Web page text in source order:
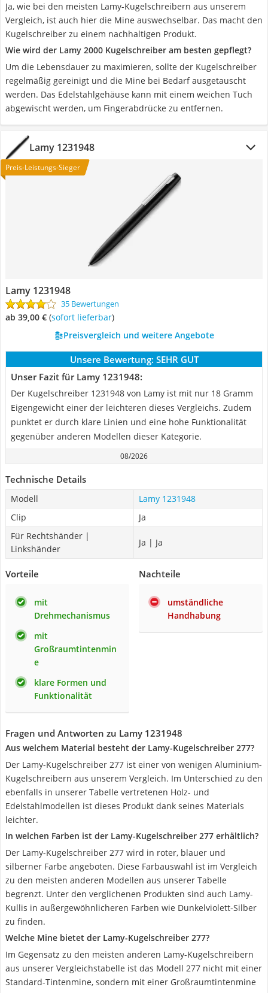
Ja, wie bei den meisten Lamy-Kugelschreibern aus unserem
Vergleich, ist auch hier die Mine auswechselbar. Das macht den
Kugelschreiber zu einem nachhaltigen Produkt.
Wie wird der Lamy 2000 Kugelschreiber am besten gepflegt?
Um die Lebensdauer zu maximieren, sollte der Kugelschreiber
regelmäßig gereinigt und die Mine bei Bedarf ausgetauscht
werden. Das Edelstahlgehäuse kann mit einem weichen Tuch
abgewischt werden, um Fingerabdrücke zu entfernen.
Lamy 1231948
Preis-Leistungs-Sieger
Lamy 1231948
35 Bewertungen
ab 39,00 € ( Sofort lieferbar)
Preisvergleich und weitere Angebote
Unsere Bewertung: SEHR GUT
Unser Fazit für Lamy 1231948:
Der Kugelschreiber 1231948 von Lamy ist mit nur 18 Gramm
Eigengewicht einer der leichteren dieses Vergleichs. Zudem
punktet er durch klare Linien und eine hohe Funktionalität
gegenüber anderen Modellen dieser Kategorie.
08/2026
Technische Details
Modell
Lamy 1231948
Clip
Ja
Für Rechtshänder |
Linkshänder
Ja | Ja
Vorteile
mit
Drehmechanismus
mit
Großraumtintenmin
e
klare Formen und
Funktionalität
Nachteile
umständliche
Handhabung
Fragen und Antworten zu Lamy 1231948
Aus welchem Material besteht der Lamy-Kugelschreiber 277?
Der Lamy-Kugelschreiber 277 ist einer von wenigen Aluminium-
Kugelschreibern aus unserem Vergleich. Im Unterschied zu den
ebenfalls in unserer Tabelle vertretenen Holz- und
Edelstahlmodellen ist dieses Produkt dank seines Materials
leichter.
In welchen Farben ist der Lamy-Kugelschreiber 277 erhältlich?
Der Lamy-Kugelschreiber 277 wird in roter, blauer und
silberner Farbe angeboten. Diese Farbauswahl ist im Vergleich
zu den meisten anderen Modellen aus unserer Tabelle
begrenzt. Unter den verglichenen Produkten sind auch Lamy-
Kullis in außergewöhnlicheren Farben wie Dunkelviolett-Silber
zu finden.
Welche Mine bietet der Lamy-Kugelschreiber 277?
Im Gegensatz zu den meisten anderen Lamy-Kugelschreibern
aus unserer Vergleichstabelle ist das Modell 277 nicht mit einer
Standard-Tintenmine, sondern mit einer Großraumtintenmine